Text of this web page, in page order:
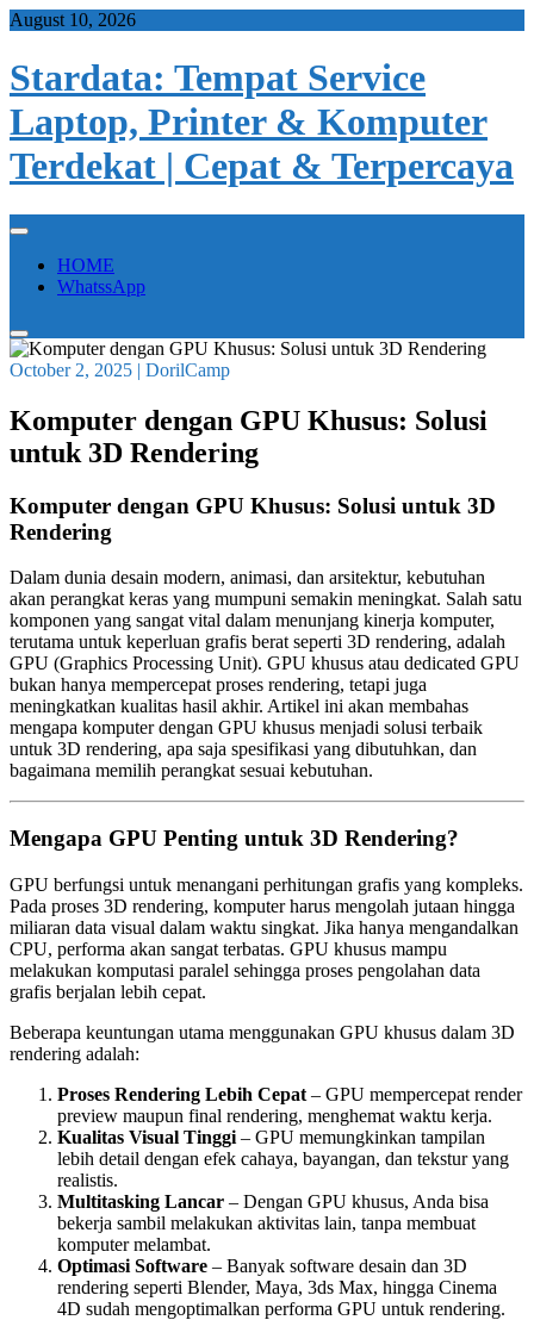
Skip
content
August 10, 2026
Stardata: Tempat Service
Laptop, Printer & Komputer
Terdekat | Cepat & Terpercaya
HOME
WhatssApp
October 2, 2025 | DorilCamp
Komputer dengan GPU Khusus: Solusi
untuk 3D Rendering
Komputer dengan GPU Khusus: Solusi untuk 3D
Rendering
Dalam dunia desain modern, animasi, dan arsitektur, kebutuhan
akan perangkat keras yang mumpuni semakin meningkat. Salah satu
komponen yang sangat vital dalam menunjang kinerja komputer,
terutama untuk keperluan grafis berat seperti 3D rendering, adalah
GPU (Graphics Processing Unit). GPU khusus atau dedicated GPU
bukan hanya mempercepat proses rendering, tetapi juga
meningkatkan kualitas hasil akhir. Artikel ini akan membahas
mengapa komputer dengan GPU khusus menjadi solusi terbaik
untuk 3D rendering, apa saja spesifikasi yang dibutuhkan, dan
bagaimana memilih perangkat sesuai kebutuhan.
Mengapa GPU Penting untuk 3D Rendering?
GPU berfungsi untuk menangani perhitungan grafis yang kompleks.
Pada proses 3D rendering, komputer harus mengolah jutaan hingga
miliaran data visual dalam waktu singkat. Jika hanya mengandalkan
CPU, performa akan sangat terbatas. GPU khusus mampu
melakukan komputasi paralel sehingga proses pengolahan data
grafis berjalan lebih cepat.
Beberapa keuntungan utama menggunakan GPU khusus dalam 3D
rendering adalah:
Proses Rendering Lebih Cepat – GPU mempercepat render
preview maupun final rendering, menghemat waktu kerja.
Kualitas Visual Tinggi – GPU memungkinkan tampilan
lebih detail dengan efek cahaya, bayangan, dan tekstur yang
realistis.
Multitasking Lancar – Dengan GPU khusus, Anda bisa
bekerja sambil melakukan aktivitas lain, tanpa membuat
komputer melambat.
Optimasi Software – Banyak software desain dan 3D
rendering seperti Blender, Maya, 3ds Max, hingga Cinema
4D sudah mengoptimalkan performa GPU untuk rendering.